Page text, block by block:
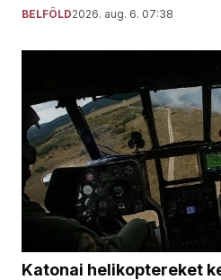
BELFÖLD2026. aug. 6. 07:38
Katonai helikoptereket